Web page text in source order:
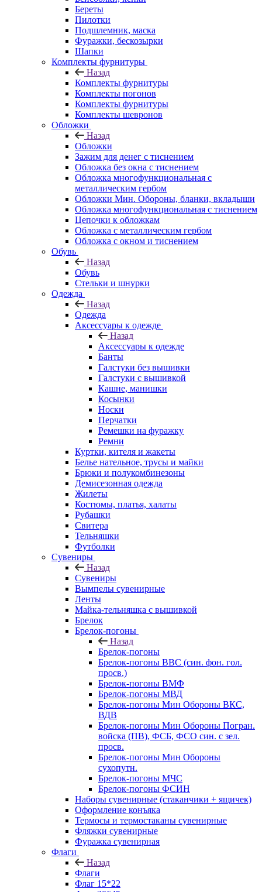
Береты
Пилотки
Подшлемник, маска
Фуражки, бескозырки
Шапки
Комплекты фурнитуры
Назад
Комплекты фурнитуры
Комплекты погонов
Комплекты фурнитуры
Комплекты шевронов
Обложки
Назад
Обложки
Зажим для денег с тиснением
Обложка без окна с тиснением
Обложка многофункциональная с
металлическим гербом
Обложки Мин. Обороны, бланки, вкладыши
Обложка многофункциональная с тиснением
Цепочки к обложкам
Обложка с металлическим гербом
Обложка с окном и тиснением
Обувь
Назад
Обувь
Стельки и шнурки
Одежда
Назад
Одежда
Аксессуары к одежде
Назад
Аксессуары к одежде
Банты
Галстуки без вышивки
Галстуки с вышивкой
Кашне, манишки
Косынки
Носки
Перчатки
Ремешки на фуражку
Ремни
Куртки, кителя и жакеты
Белье нательное, трусы и майки
Брюки и полукомбинезоны
Демисезонная одежда
Жилеты
Костюмы, платья, халаты
Рубашки
Свитера
Тельняшки
Футболки
Сувениры
Назад
Сувениры
Вымпелы сувенирные
Ленты
Майка-тельняшка с вышивкой
Брелок
Брелок-погоны
Назад
Брелок-погоны
Брелок-погоны ВВС (син. фон. гол.
просв.)
Брелок-погоны ВМФ
Брелок-погоны МВД
Брелок-погоны Мин Обороны ВКС,
ВДВ
Брелок-погоны Мин Обороны Погран.
войска (ПВ), ФСБ, ФСО син. с зел.
просв.
Брелок-погоны Мин Обороны
сухопутн.
Брелок-погоны МЧС
Брелок-погоны ФСИН
Наборы сувенирные (стаканчики + ящичек)
Оформление конъяка
Термосы и термостаканы сувенирные
Фляжки сувенирные
Фуражка сувенирная
Флаги
Назад
Флаги
Флаг 15*22